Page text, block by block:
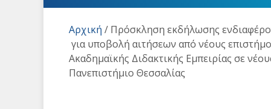
Αρχική / Πρόσκληση εκδήλωσης
για υποβολή αιτήσεων από νέους
Ακαδημαϊκής Διδακτικής Εμπειρίας σε
Πανεπιστήμιο Θεσσαλίας